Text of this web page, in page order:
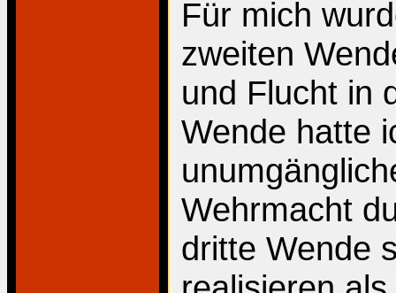
Für mich
zweiten
und Flucht in
Wende hatte
Wehrmacht
dritte Wende